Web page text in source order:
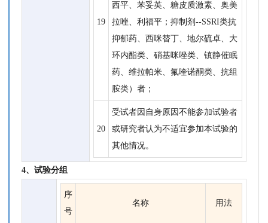
19
西平、苯妥英、糖皮质激素、奥美
拉唑、利福平；抑制剂--SSRI类抗
抑郁药、西咪替丁、地尔硫卓、大
环内酯类、硝基咪唑类、镇静催眠
药、维拉帕米、氟喹诺酮类、抗组
胺类）者；
20
受试者因自身原因不能参加试验者
或研究者认为不适宜参加本试验的
其他情况。
4、试验分组
序
号
名称 用法